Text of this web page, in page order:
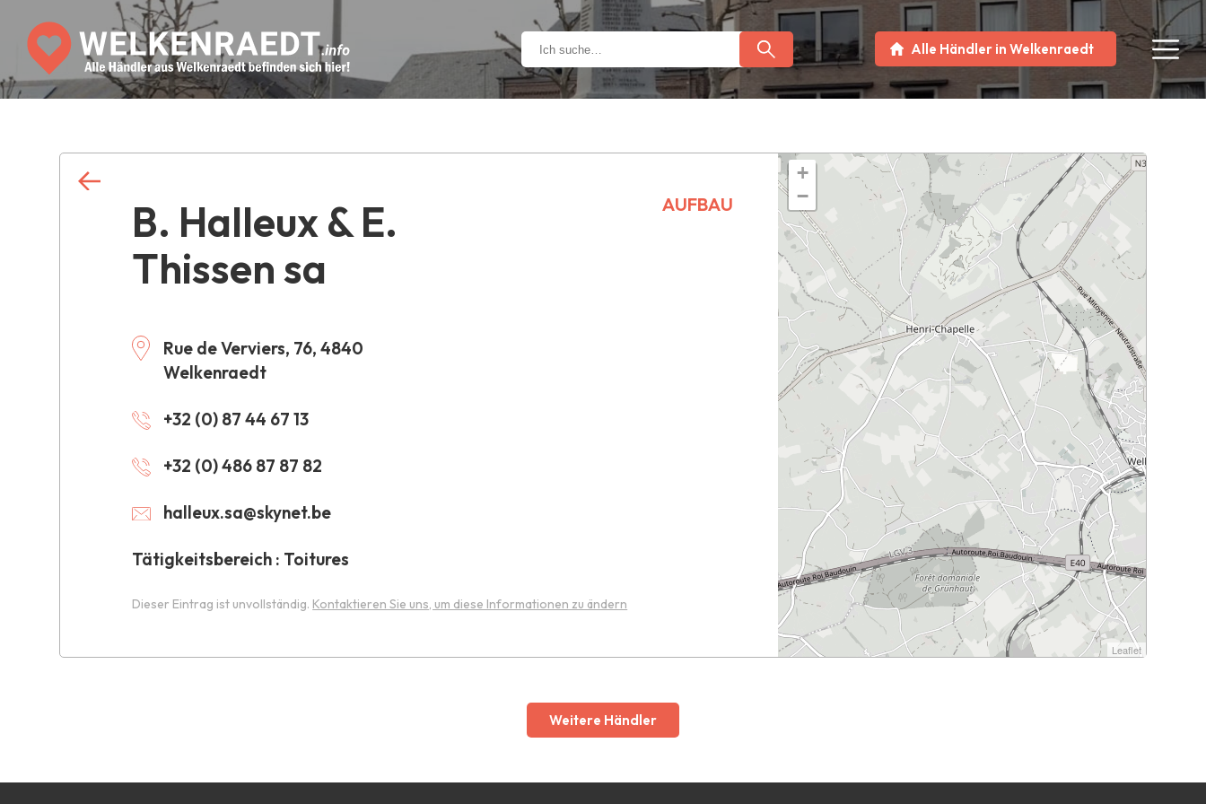
Alle Händler in Welkenraedt
B. Halleux & E.
Thissen sa
Rue de Verviers, 76, 4840
Welkenraedt
+32 (0) 87 44 67 13
+32 (0) 486 87 87 82
halleux.sa@skynet.be
Tätigkeitsbereich : Toitures
AUFBAU
Dieser Eintrag ist unvollständig. Kontaktieren Sie uns, um diese Informationen zu ändern
+
−
Leaflet
Weitere Händler